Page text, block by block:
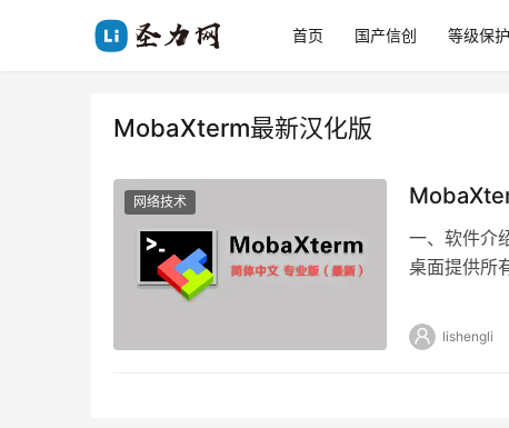
首页 国产信创 等级保护
MobaXterm最新汉化版
网络技术
一、软件介
桌面提供所
lishengli